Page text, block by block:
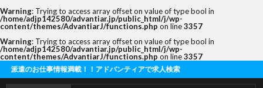
Warning: Trying to access array offset on value of type bool in
/home/adjp142580/advantiar.jp/public_html/j/wp-
content/themes/AdvantiarJ/functions.php on line3357
Warning: Trying to access array offset on value of type bool in
/home/adjp142580/advantiar.jp/public_html/j/wp-
content/themes/AdvantiarJ/functions.php on line3357
仕事情報満載！！アドバンティアで求人検索